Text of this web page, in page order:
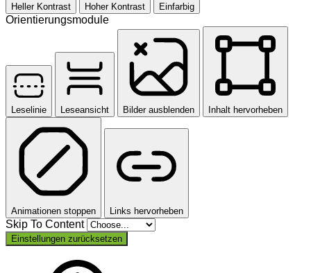
Heller Kontrast Hoher Kontrast Einfarbig
Orientierungsmodule
Leselinie Leseansicht Bilder ausblenden Inhalt hervorheben
Animationen stoppen Links hervorheben
Skip To Content
Einstellungen zurücksetzen